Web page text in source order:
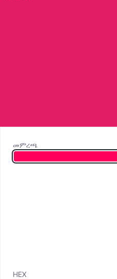
መምረጫ
HEX